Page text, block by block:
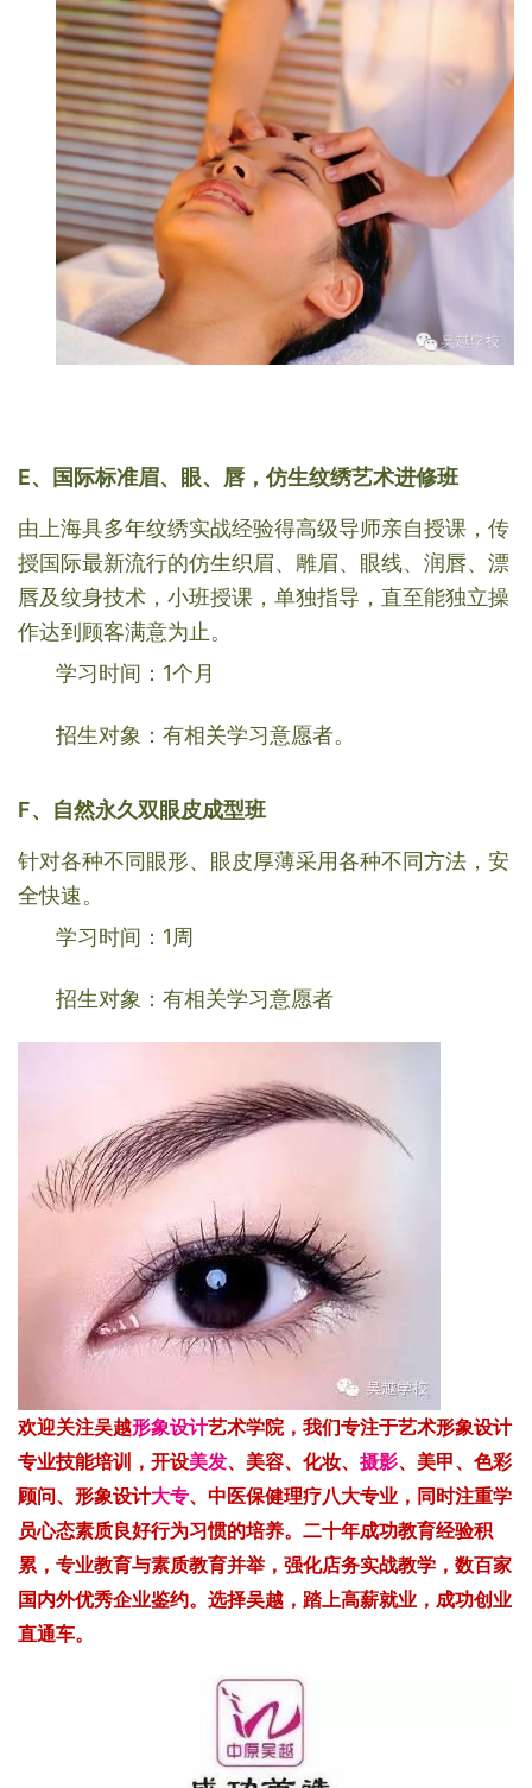
E、国际标准眉、眼、唇，仿生纹绣艺术进修班
由上海具多年纹绣实战经验得高级导师亲自授课，传
授国际最新流行的仿生织眉、雕眉、眼线、润唇、漂
唇及纹身技术，小班授课，单独指导，直至能独立操
作达到顾客满意为止。
学习时间：1个月
招生对象：有相关学习意愿者。
F、自然永久双眼皮成型班
针对各种不同眼形、眼皮厚薄采用各种不同方法，安
全快速。
学习时间：1周
招生对象：有相关学习意愿者
欢迎关注吴越形象设计艺术学院，我们专注于艺术形象设计
专业技能培训，开设美发、美容、化妆、 摄影、美甲、色彩
顾问、形象设计大专、中医保健理疗八大专业，同时注重学
员心态素质良好行为习惯的培养。 二十年成功教育经验积
累，专业教育与素质教育并举，强化店务实战教学，数百家
国内外优秀企业鉴约。选择吴越，踏上高薪就业，成功创业
直通车。